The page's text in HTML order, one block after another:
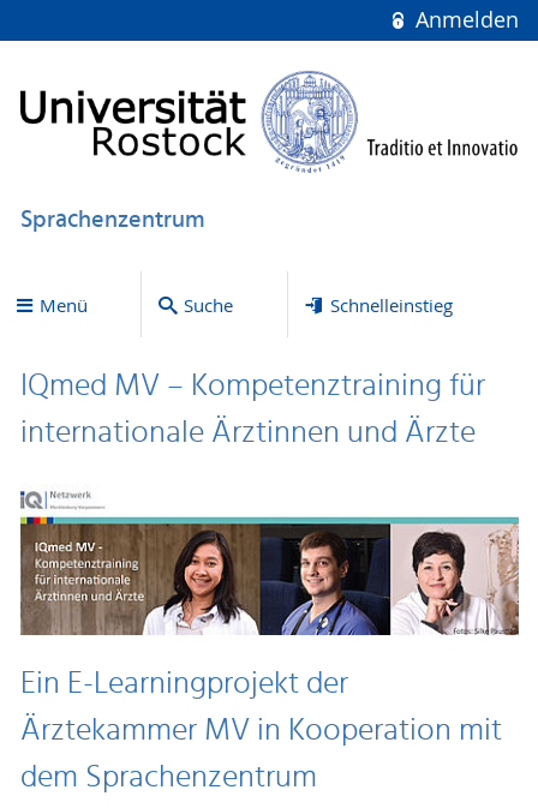
Anmelden
Sprachenzentrum
Menü Suche Schnelleinstieg
IQmed MV – Kompetenztraining für
internationale Ärztinnen und Ärzte
Ein E-Learningprojekt der
Ärztekammer MV in Kooperation mit
dem Sprachenzentrum